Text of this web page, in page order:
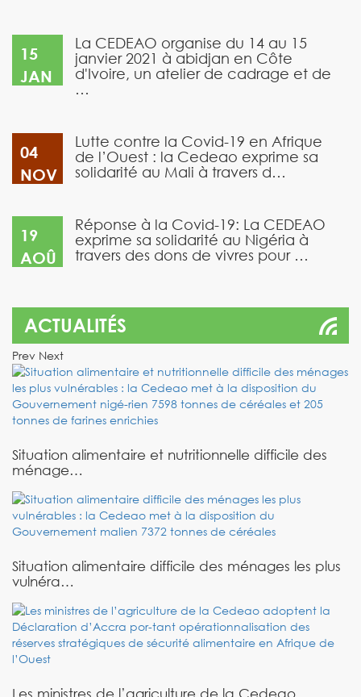
15
JAN
La CEDEAO organise du 14 au 15
janvier 2021 à abidjan en Côte
d'Ivoire, un atelier de cadrage et de
…
04
NOV
Lutte contre la Covid-19 en Afrique
de l’Ouest : la Cedeao exprime sa
solidarité au Mali à travers d…
19
AOÛ
Réponse à la Covid-19: La CEDEAO
exprime sa solidarité au Nigéria à
travers des dons de vivres pour …
ACTUALITÉS
Prev Next
Situation alimentaire et nutritionnelle difficile des
ménage…
Situation alimentaire difficile des ménages les plus
vulnéra…
Les ministres de l’agriculture de la Cedeao